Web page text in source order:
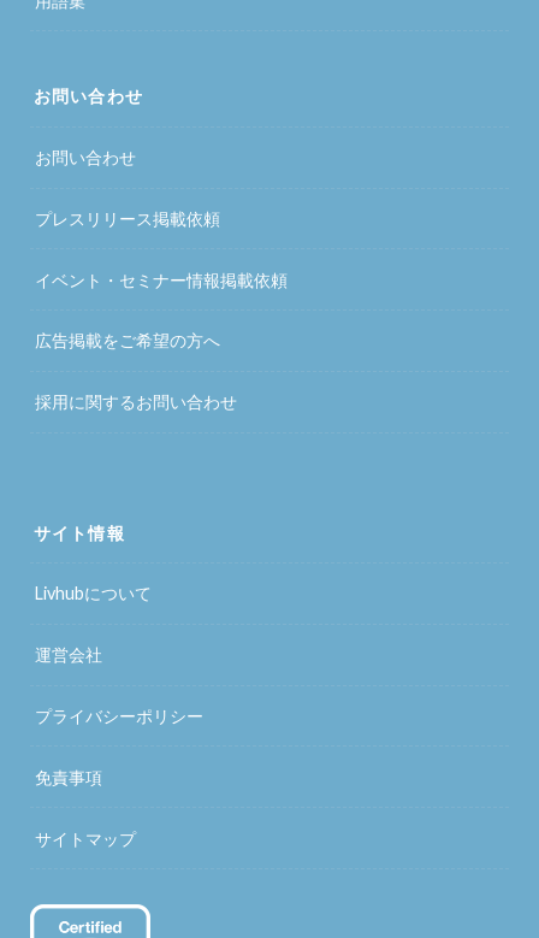
お問い合わせ
お問い合わせ
プレスリリース掲載依頼
イベント・セミナー情報掲載依頼
広告掲載をご希望の方へ
採用に関するお問い合わせ
サイト情報
Livhubについて
運営会社
プライバシーポリシー
免責事項
サイトマップ